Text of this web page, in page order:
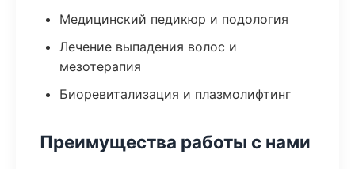
Медицинский педикюр и подология
Лечение выпадения волос и
мезотерапия
Биоревитализация и плазмолифтинг
Преимущества работы с нами